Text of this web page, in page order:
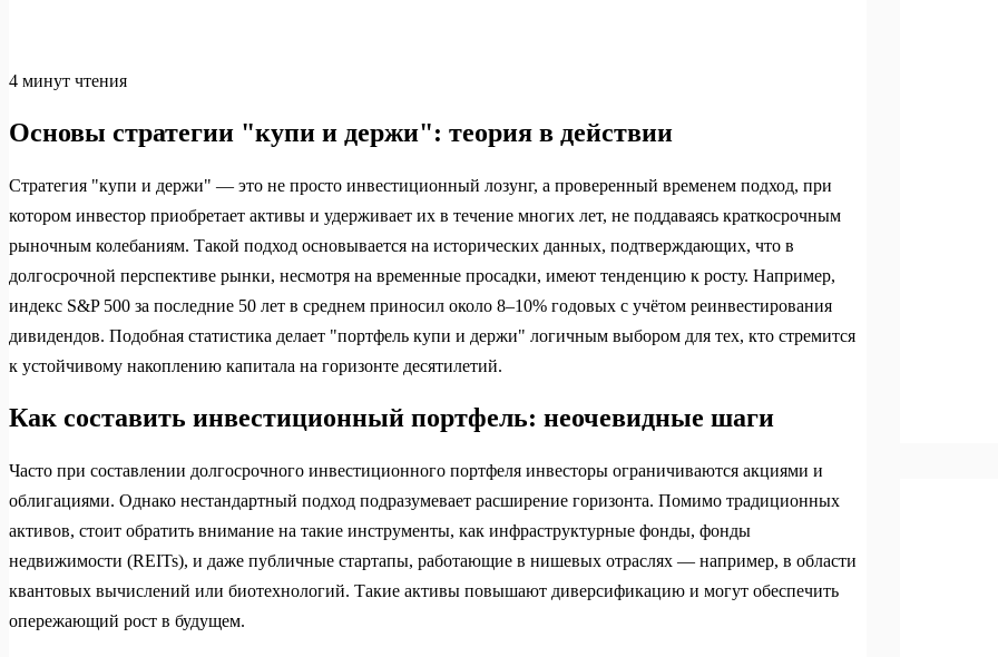
4 минут чтения
Основы стратегии "купи и держи": теория в действии
Стратегия "купи и держи" — это не просто инвестиционный лозунг, а проверенный временем подход, при
котором инвестор приобретает активы и удерживает их в течение многих лет, не поддаваясь краткосрочным
рыночным колебаниям. Такой подход основывается на исторических данных, подтверждающих, что в
долгосрочной перспективе рынки, несмотря на временные просадки, имеют тенденцию к росту. Например,
индекс S&P 500 за последние 50 лет в среднем приносил около 8–10% годовых с учётом реинвестирования
дивидендов. Подобная статистика делает "портфель купи и держи" логичным выбором для тех, кто стремится
к устойчивому накоплению капитала на горизонте десятилетий.
Как составить инвестиционный портфель: неочевидные шаги
Часто при составлении долгосрочного инвестиционного портфеля инвесторы ограничиваются акциями и
облигациями. Однако нестандартный подход подразумевает расширение горизонта. Помимо традиционных
активов, стоит обратить внимание на такие инструменты, как инфраструктурные фонды, фонды
недвижимости (REITs), и даже публичные стартапы, работающие в нишевых отраслях — например, в области
квантовых вычислений или биотехнологий. Такие активы повышают диверсификацию и могут обеспечить
опережающий рост в будущем.